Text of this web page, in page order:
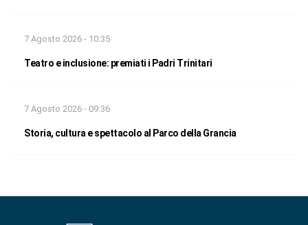
7 Agosto 2026 - 10:35
Teatro e inclusione: premiati i Padri Trinitari
7 Agosto 2026 - 09:36
Storia, cultura e spettacolo al Parco della Grancia